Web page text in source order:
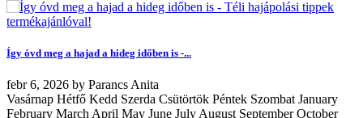
Így óvd meg a hajad a hideg időben is -...
febr6, 2026 by Parancs Anita
Vasárnap Hétfő Kedd Szerda Csütörtök Péntek Szombat January
February March April May June July August September October